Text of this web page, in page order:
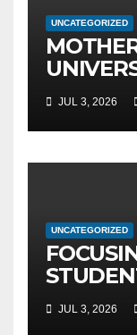
UNCATEGORIZED
MAJOR
JUL 3, 2026
UNCATEGORIZED
TOJUL 3, 2026